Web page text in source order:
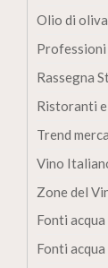
Olio di oliva
Rassegna
Ristoranti
Trend
Vino
Zone del
Fonti
Fonti